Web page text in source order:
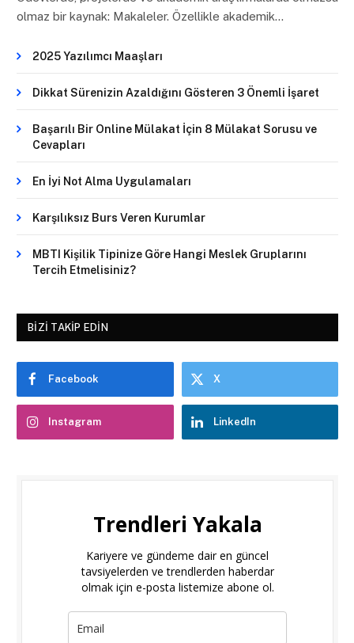
olmaz bir kaynak: Makaleler. Özellikle akademik…
2025 Yazılımcı Maaşları
Dikkat Sürenizin Azaldığını Gösteren 3 Önemli İşaret
Başarılı Bir Online Mülakat İçin 8 Mülakat Sorusu ve
Cevapları
En İyi Not Alma Uygulamaları
Karşılıksız Burs Veren Kurumlar
MBTI Kişilik Tipinize Göre Hangi Meslek Gruplarını
Tercih Etmelisiniz?
BIZI TAKIP EDIN
Facebook X
Instagram LinkedIn
Trendleri Yakala
Kariyere ve gündeme dair en güncel
tavsiyelerden ve trendlerden haberdar
olmak için e-posta listemize abone ol.